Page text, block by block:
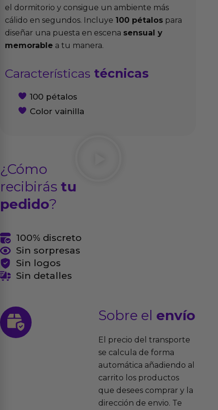
el dormitorio y consigue un ambiente más
cálido en segundos. Incluye 100 pétalos para
diseñar una puesta en escena sensual y
memorable a tu manera.
Características técnicas
100 pétalos
Color vainilla
¿Cómo
recibirás tu
pedido?
100% discreto
Sin sorpresas
Sin logos
Sin detalles
Sobre el envío
El precio del transporte
se calcula de forma
automática añadiendo al
carrito los productos
que desees comprar y la
dirección de envio. Te